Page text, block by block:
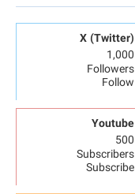
X (Twitter)
1,000
Followers
Follow
Youtube
500
Subscribers
Subscribe